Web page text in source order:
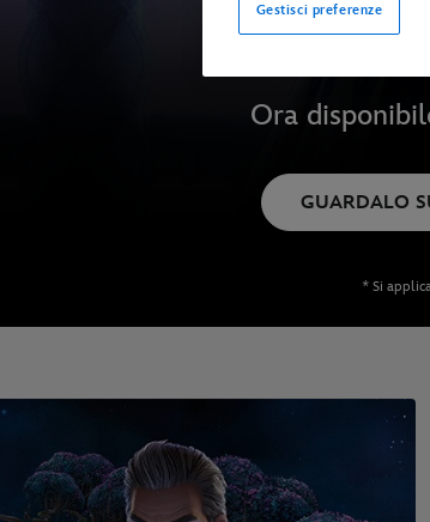
Ora
GUARDALO
* Si
Gestisci preferenze